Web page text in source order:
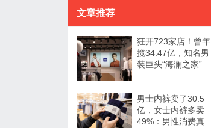
文章推荐
狂开723家店！曾年
揽34.47亿，知名男
装巨头“海澜之家”帮
男士内裤卖了30.5
亿，女士内裤多卖
49%：男性消费真的